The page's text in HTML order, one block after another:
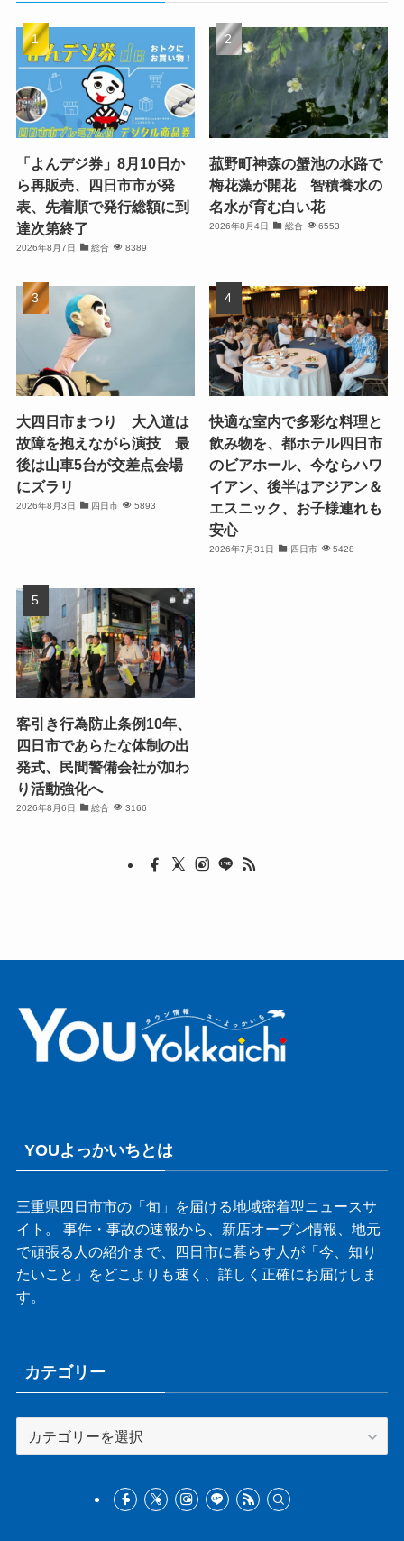
「よんデジ券」8月10日か
ら再販売、四日市市が発
表、先着順で発行総額に到
達次第終了
2026年8月7日 総合 8389
菰野町神森の蟹池の水路で
梅花藻が開花 智積養水の
名水が育む白い花
2026年8月4日 総合 6553
大四日市まつり 大入道は
故障を抱えながら演技 最
後は山車5台が交差点会場
にズラリ
2026年8月3日 四日市 5893
快適な室内で多彩な料理と
飲み物を、都ホテル四日市
のビアホール、今ならハワ
イアン、後半はアジアン＆
エスニック、お子様連れも
安心
2026年7月31日 四日市 5428
客引き行為防止条例10年、
四日市であらたな体制の出
発式、民間警備会社が加わ
り活動強化へ
2026年8月6日 総合 3166
YOUよっかいちとは
三重県四日市市の「旬」を届ける地域密着型ニュースサ
イト。 事件・事故の速報から、新店オープン情報、地元
で頑張る人の紹介まで、四日市に暮らす人が「今、知り
たいこと」をどこよりも速く、詳しく正確にお届けしま
す。
カテゴリー
テ